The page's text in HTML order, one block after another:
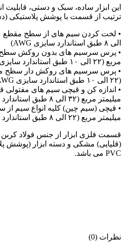
این ابزار ساده، سبک و دستی، قابلیت
ترتیب از قسمت با پوشش پلاستیکی
الی ۸ طبق استاندارد سایزی AWG)
مربع (۲۲ الی ۱۰ طبق استاندارد سایزی AWG)
(۲۲ الی ۱۰ طبق استاندارد سایزی AWG)
میلیمتر مربع (۳۲ الی ۸ طبق استاندارد سایزی AWG)
میلیمتر مربع (۲۲ الی ۸ طبق استاندارد سایزی AWG)
(قلیایی) مشکی و دسته ابزار (پوشش
PVC می باشد.
نظرات (0)